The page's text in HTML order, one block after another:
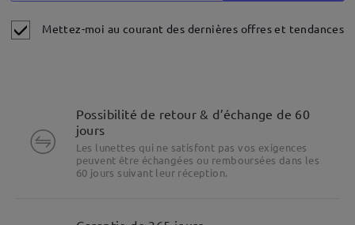
Mettez-moi au courant des dernières offres et tendances
Possibilité de retour & d’échange de 60
jours
Les lunettes qui ne satisfont pas vos exigences
peuvent être échangées ou remboursées dans les
60 jours suivant leur réception.